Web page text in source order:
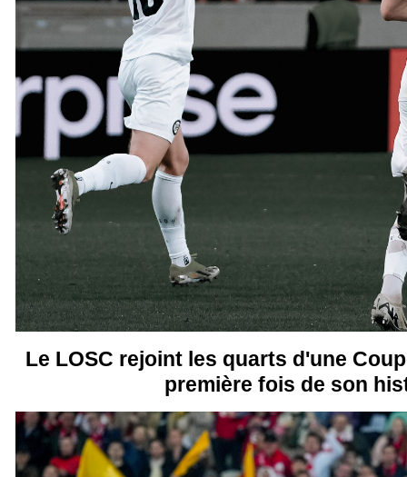
Le LOSC rejoint les quarts d'une
première fois de son